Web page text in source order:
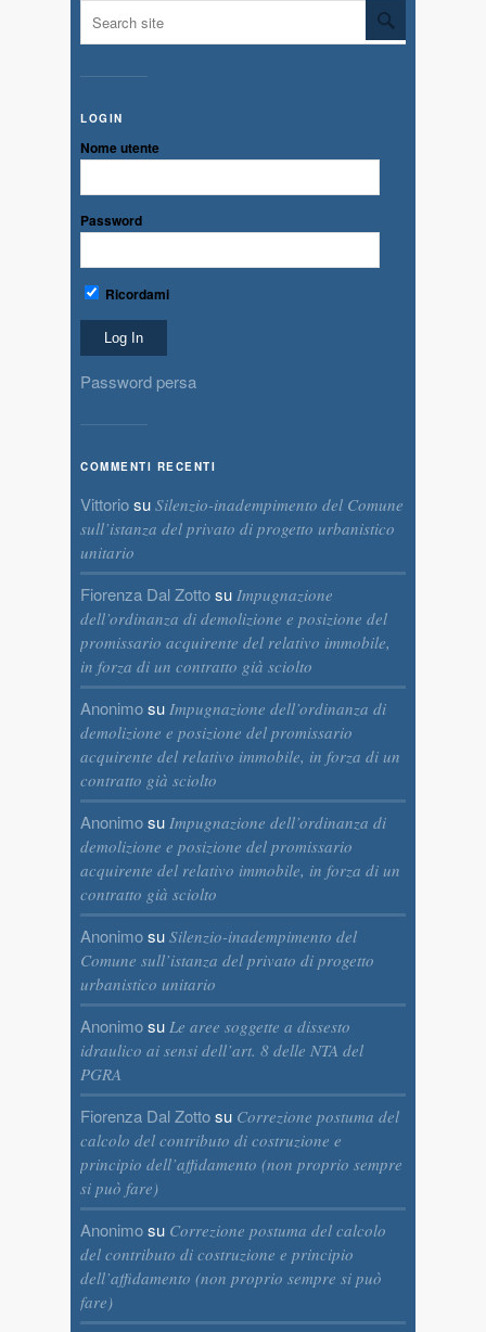
LOGIN
Nome utente
Password
Ricordami
Password persa
COMMENTI RECENTI
Vittoriosu Silenzio-inadempimento del Comune
sull’istanza del privato di progetto urbanistico
unitario
Fiorenza Dal Zottosu Impugnazione
dell’ordinanza di demolizione e posizione del
promissario acquirente del relativo immobile,
in forza di un contratto già sciolto
Anonimosu Impugnazione dell’ordinanza di
demolizione e posizione del promissario
acquirente del relativo immobile, in forza di un
contratto già sciolto
Anonimosu Impugnazione dell’ordinanza di
demolizione e posizione del promissario
acquirente del relativo immobile, in forza di un
contratto già sciolto
Anonimosu Silenzio-inadempimento del
Comune sull’istanza del privato di progetto
urbanistico unitario
Anonimosu Le aree soggette a dissesto
idraulico ai sensi dell’art. 8 delle NTA del
PGRA
Fiorenza Dal Zottosu Correzione postuma del
calcolo del contributo di costruzione e
principio dell’affidamento (non proprio sempre
si può fare)
Anonimosu Correzione postuma del calcolo
del contributo di costruzione e principio
dell’affidamento (non proprio sempre si può
fare)